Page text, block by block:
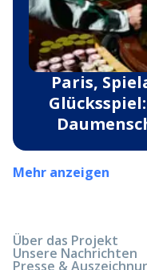
Paris,
Mehr anzeigen
Über das Projekt
Unsere Nachrichten
Presse &